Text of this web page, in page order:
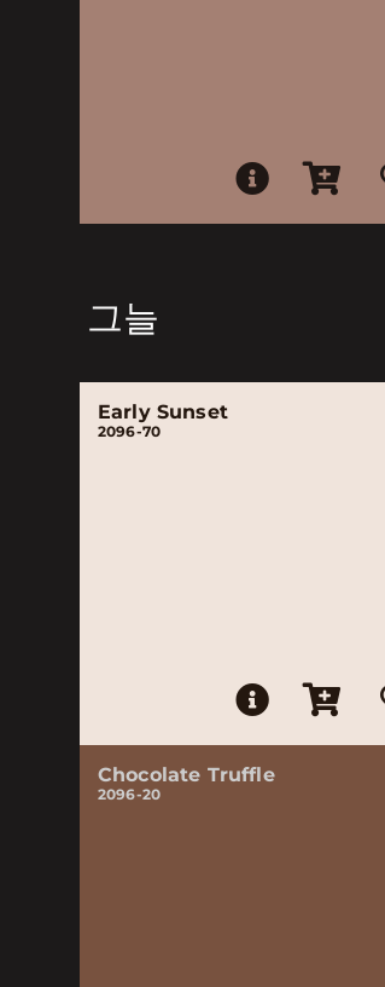
그늘
Early Sunset
2096-70
Chocolate Truffle
2096-20